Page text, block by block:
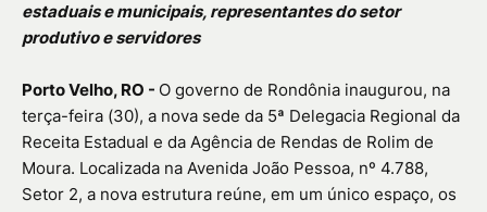
estaduais e municipais, representantes do setor
produtivo e servidores
Porto Velho, RO - O governo de Rondônia inaugurou, na
terça-feira (30), a nova sede da 5ª Delegacia Regional da
Receita Estadual e da Agência de Rendas de Rolim de
Moura. Localizada na Avenida João Pessoa, nº 4.788,
Setor 2, a nova estrutura reúne, em um único espaço, os